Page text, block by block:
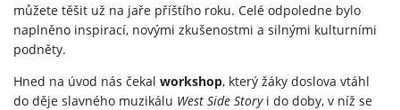
můžete těšit už na jaře příštího roku. Celé odpoledne bylo
naplněno inspirací, novými zkušenostmi a silnými kulturními
podněty.
Hned na úvod nás čekal workshop, který žáky doslova vtáhl
do děje slavného muzikálu West Side Storyi do doby, v níž se